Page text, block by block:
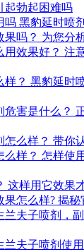
起勃起困难吗
黑豹延时喷
果吗？ 为您分
用效果好？ 注
样？ 黑豹延时
害是什么？
么样？ 带你
么样？ 怎样使
这样用它效果
果怎么样? 揭秘
兰夫子喷剂，
夫子喷剂使用